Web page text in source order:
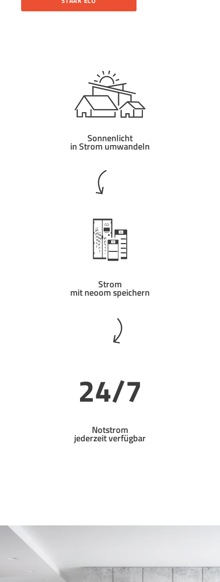
Sonnenlicht
in Strom umwandeln
Strom
mit neoom speichern
Notstrom
jederzeit verfügbar